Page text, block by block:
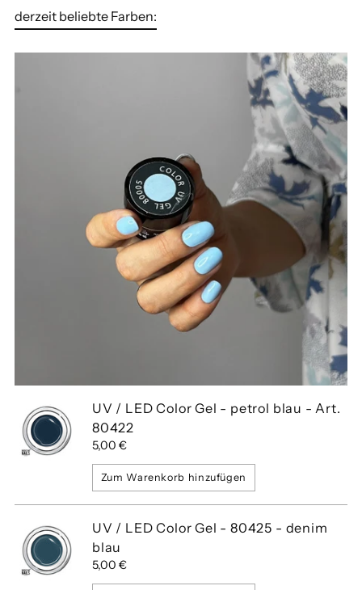
derzeit beliebte Farben:
UV / LED Color Gel - petrol blau - Art.
80422
5,00 €
Zum Warenkorb hinzufügen
UV / LED Color Gel - 80425 - denim
blau
5,00 €